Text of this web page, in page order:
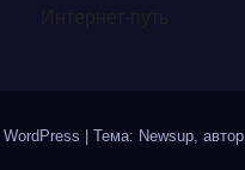
Тема: Newsup, автор